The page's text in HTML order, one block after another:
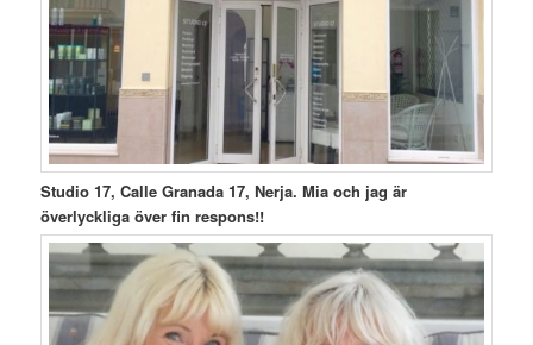
Studio 17, Calle Granada 17, Nerja. Mia och jag är
överlyckliga över fin respons!!